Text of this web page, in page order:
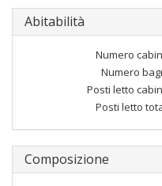
Abitabilità
Numero
Numero
Posti letto
Posti letto
Composizione